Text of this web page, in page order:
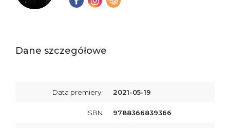
Dane szczegółowe
Data premiery: 2021-05-19
ISBN 9788366839366